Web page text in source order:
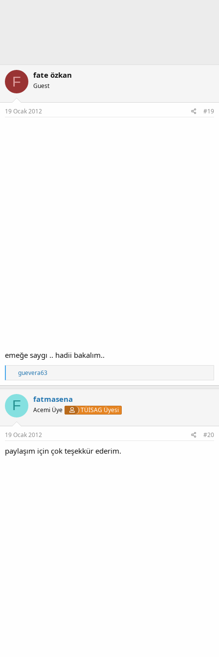
F fate özkan
Guest
19 Ocak 2012 #19
emeğe saygı .. hadii bakalım..
T
e
p
k
i
e
r
:
guevera63
F fatmasena
Acemi Üye TÜİSAG Üyesi
19 Ocak 2012 #20
paylaşım için çok teşekkür ederim.